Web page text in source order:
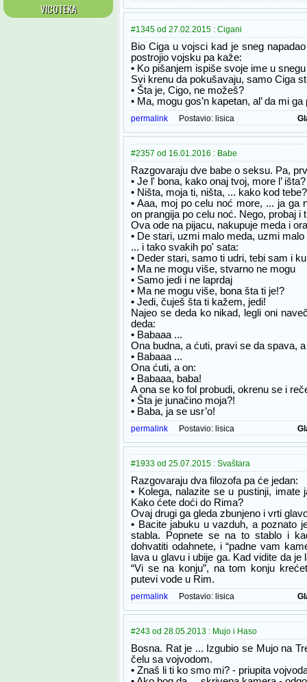
VICOTEKA
#1345 od 27.02.2015 : Cigani
Bio Ciga u vojsci kad je sneg
postrojio vojsku pa kaže:
• Ko pišanjem ispiše svoje ime u
Svi krenu da pokušavaju, samo Ciga
• Šta je, Cigo, ne možeš?
• Ma, mogu gos’n kapetan, al’ da mi
permalink Postavio: lisica
#2357 od 16.01.2016 : Babe
Razgovaraju dve babe o seksu. Pa,
• Je l' bona, kako onaj tvoj, more l’ išta?
• Ništa, moja ti, ništa, ... kako kod tebe?
• Aaa, moj po celu noć more, ... ja ga
on prangija po celu noć. Nego, probaj i
Ova ode na pijacu, nakupuje meda i
• De stari, uzmi malo meda, uzmi malo
... i tako svakih po' sata:
• Deder stari, samo ti udri, tebi sam i
• Ma ne mogu više, stvarno ne mogu
• Samo jedi i ne laprdaj
• Ma ne mogu više, bona šta ti je!?
• Jedi, čuješ šta ti kažem, jedi!
Najeo se deda ko nikad, legli oni
deda:
• Babaaa ...
Ona budna, a ćuti, pravi se da spava,
• Babaaa ...
Ona ćuti, a on:
• Babaaa, baba!
A ona se ko fol probudi, okrenu se i
• Šta je junačino moja?!
• Baba, ja se usr’o!
permalink Postavio: lisica
#1933 od 25.07.2015 : Svaštara
Razgovaraju dva filozofa pa će jedan:
• Kolega, nalazite se u pustinji,
Kako ćete doći do Rima?
Ovaj drugi ga gleda zbunjeno i vrti
• Bacite jabuku u vazduh, a poznato
stabla. Popnete se na to stablo i
dohvatiti odahnete, i “padne vam
lava u glavu i ubije ga. Kad vidite da
“Vi se na konju”, na tom konju
putevi vode u Rim.
permalink Postavio: lisica
#243 od 28.05.2013 : Mujo i Haso
Bosna. Rat je ... Izgubio se Mujo na
čelu sa vojvodom.
• Znaš li ti ko smo mi? - priupita